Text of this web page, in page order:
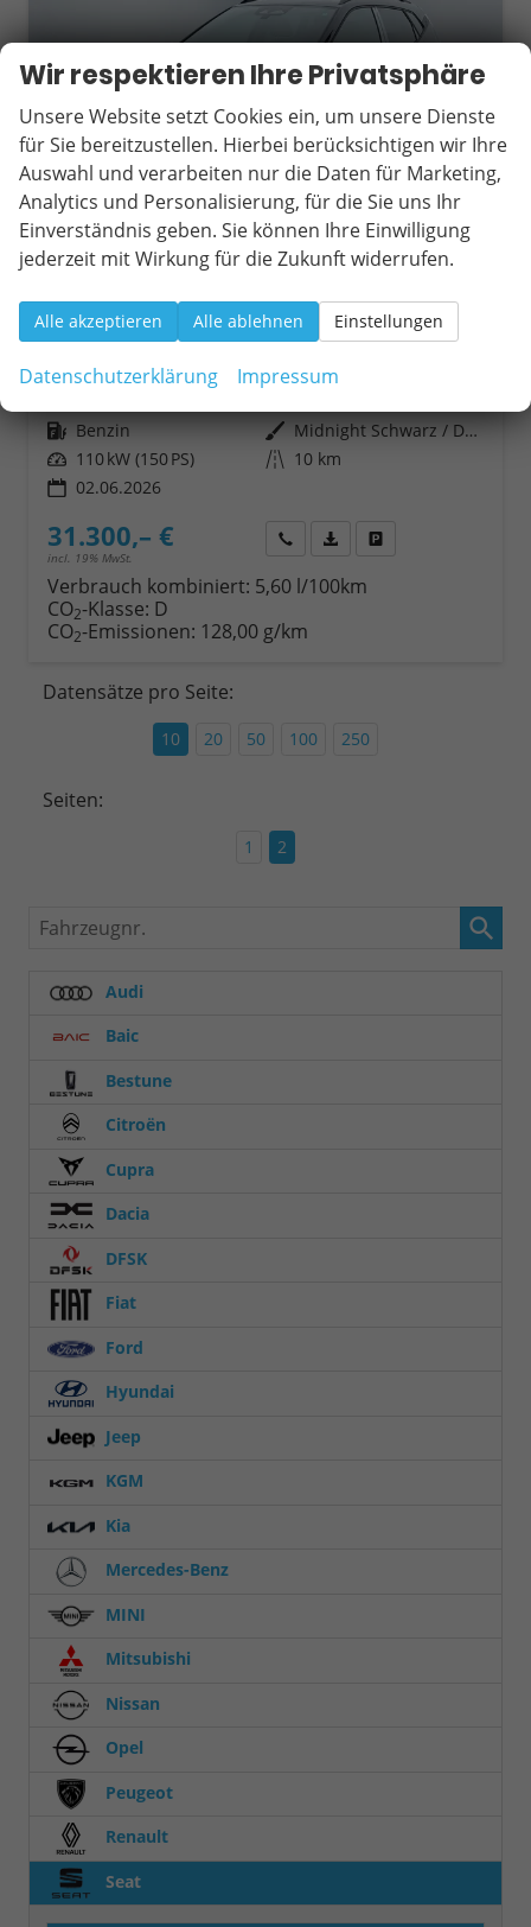
Seat Arona
Kraftstoff Benzin Außenfarbe
Midnight Schwarz / Dach Schwarz
Leistung 110 kW (150 PS) Kilometerstand 10 km
02.06.2026
31.300,– €
incl. 19% MwSt.
Wir rufen Sie anFahrzeugexposé (PDF)
Verbrauch kombiniert: 5,60 l/100km
CO2-Klasse: D
CO2-Emissionen: 128,00 g/km
Datensätze pro Seite:
10 20 50 100 250
Seiten:
1 2
Fahrzeugnr.
Audi
Baic
Bestune
Citroën
Cupra
Dacia
DFSK
Fiat
Ford
Hyundai
Jeep
KGM
Kia
Mercedes-Benz
MINI
Mitsubishi
Nissan
Opel
Peugeot
Renault
Seat
Wir respektieren Ihre Privatsphäre
Unsere Website setzt Cookies ein, um unsere Dienste
für Sie bereitzustellen. Hierbei berücksichtigen wir Ihre
Auswahl und verarbeiten nur die Daten für Marketing,
Analytics und Personalisierung, für die Sie uns Ihr
Einverständnis geben. Sie können Ihre Einwilligung
jederzeit mit Wirkung für die Zukunft widerrufen.
Alle akzeptieren Alle ablehnen Einstellungen
Datenschutzerklärung Impressum